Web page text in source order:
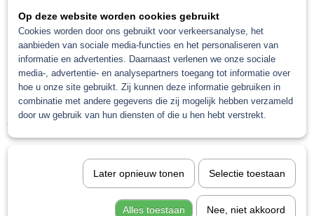
Troton 2k plamuur
We wensen je een een fijne, wel verdiende vakantie
toe!!
Hartelijke groet,
PROLAC
Op deze website worden cookies gebruikt
Cookies worden door ons gebruikt voor verkeersanalyse, het
aanbieden van sociale media-functies en het personaliseren van
informatie en advertenties. Daarnaast verlenen we onze sociale
media-, advertentie- en analysepartners toegang tot informatie over
hoe u onze site gebruikt. Zij kunnen deze informatie gebruiken in
combinatie met andere gegevens die zij mogelijk hebben verzameld
door uw gebruik van hun diensten of die u hen hebt verstrekt.
Later opnieuw tonen Selectie toestaan
Alles toestaan Nee, niet akkoord